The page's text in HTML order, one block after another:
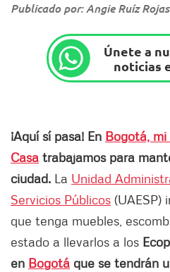
Publicado por: Angie Ruíz Rojas
Únete a
noticias
¡Aquí sí pasa! En Bogotá, mi
Casa trabajamos para
ciudad. La Unidad
Servicios Públicos (UAESP)
que tenga muebles,
estado a llevarlos a los
en Bogotá que se tendrán